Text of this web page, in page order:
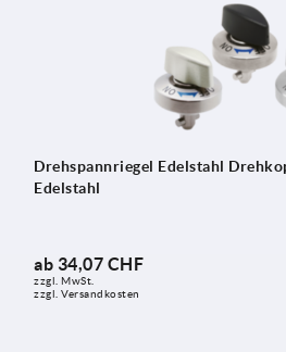
Drehspannriegel Edelstahl
Edelstahl
ab 34,07 CHF
zzgl. MwSt.
zzgl. Versandkosten